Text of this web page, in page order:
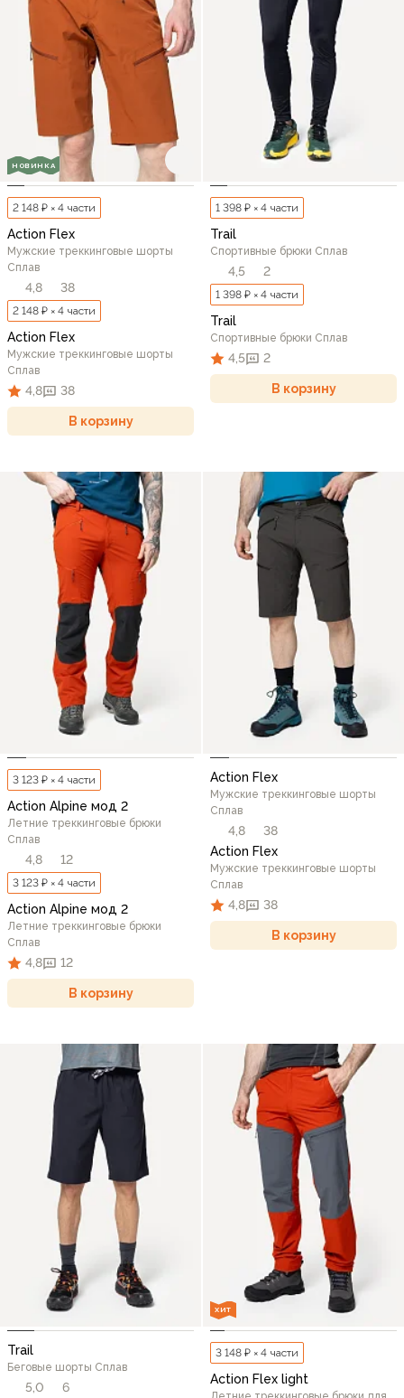
НОВИНКА
2 148 ₽ × 4 части
Action Flex
Мужские треккинговые шорты
Сплав
4,8 38
2 148 ₽ × 4 части
Action Flex
Мужские треккинговые шорты
Сплав
4,8 38
В корзину
1 398 ₽ × 4 части
Trail
Спортивные брюки Сплав
4,5 2
1 398 ₽ × 4 части
Trail
Спортивные брюки Сплав
4,5 2
В корзину
3 123 ₽ × 4 части
Action Alpine мод 2
Летние треккинговые брюки
Сплав
4,8 12
3 123 ₽ × 4 части
Action Alpine мод 2
Летние треккинговые брюки
Сплав
4,8 12
В корзину
Action Flex
Мужские треккинговые шорты
Сплав
4,8
38
Action Flex
Мужские треккинговые шорты
Сплав
4,8 38
В корзину
Trail
Беговые шорты Сплав
5,0 6
ХИТ
3 148 ₽ × 4 части
Action Flex light